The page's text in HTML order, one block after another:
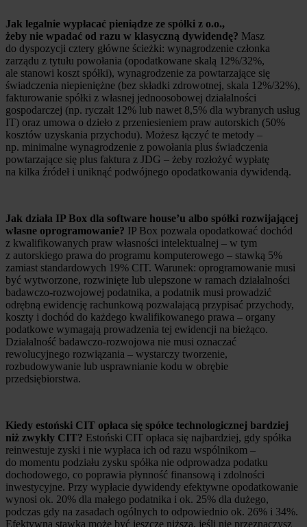
Jak legalnie wypłacać pieniądze ze spółki z o.o.,
żeby nie wpadać od razu w klasyczną dywidendę? Masz
do dyspozycji cztery główne ścieżki: wynagrodzenie członka
zarządu z tytułu powołania (opodatkowane skalą 12%/32%,
ale stanowi koszt spółki), wynagrodzenie za powtarzające się
świadczenia niepieniężne (bez składki zdrowotnej, skala 12%/32%),
fakturowanie spółki z własnej jednoosobowej działalności
gospodarczej (np. ryczałt 12% lub nawet 8,5% dla wybranych usług
IT) oraz umowa o dzieło z przeniesieniem praw autorskich (50%
kosztów uzyskania przychodu). Możesz łączyć te metody –
np. minimalne wynagrodzenie z powołania plus świadczenia
powtarzające się plus faktura z JDG – żeby rozłożyć wypłatę
na kilka źródeł i uniknąć podwójnego opodatkowania dywidendą.
Jak działa IP Box dla software house’u albo spółki rozwijającej
własne oprogramowanie? IP Box pozwala opodatkować dochód
z kwalifikowanych praw własności intelektualnej – w tym
z autorskiego prawa do programu komputerowego – stawką 5%
zamiast standardowych 19% CIT. Warunek: oprogramowanie musi
być wytworzone, rozwinięte lub ulepszone w ramach działalności
badawczo-rozwojowej podatnika, a podatnik musi prowadzić
odrębną ewidencję rachunkową pozwalającą przypisać przychody,
koszty i dochód do każdego kwalifikowanego prawa – organy
podatkowe wymagają prowadzenia tej ewidencji na bieżąco.
Działalność badawczo-rozwojowa nie musi oznaczać
rewolucyjnego rozwiązania – wystarczy tworzenie,
rozbudowywanie lub usprawnianie kodu w obrębie
przedsiębiorstwa.
Kiedy estoński CIT opłaca się spółce technologicznej bardziej
niż zwykły CIT? Estoński CIT opłaca się najbardziej, gdy spółka
reinwestuje zyski i nie wypłaca ich od razu wspólnikom –
do momentu podziału zysku spółka nie odprowadza podatku
dochodowego, co poprawia płynność finansową i zdolności
inwestycyjne. Przy wypłacie dywidendy efektywne opodatkowanie
wynosi ok. 20% dla małego podatnika i ok. 25% dla dużego,
podczas gdy na zasadach ogólnych to odpowiednio ok. 26% i 34%.
Efektywna stawka może być jeszcze niższa, jeśli nie przeznaczysz